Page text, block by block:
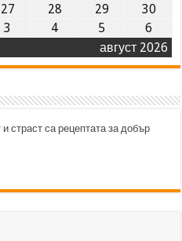
август 2026
27 28 29
30
3 4 5 6
страст са рецептата за добър